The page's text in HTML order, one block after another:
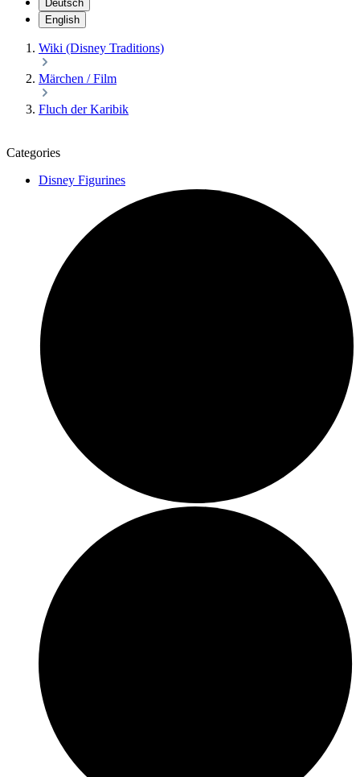
Deutsch
English
Wiki (Disney Traditions)
Märchen / Film
Fluch der Karibik
Categories
Disney Figurines